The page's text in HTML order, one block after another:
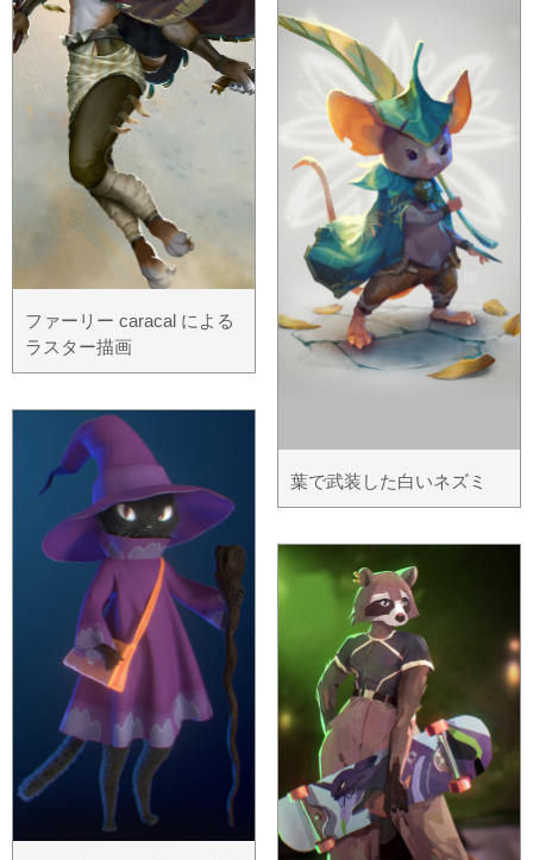
ファーリー caracal による
ラスター描画
葉で武装した白いネズミ